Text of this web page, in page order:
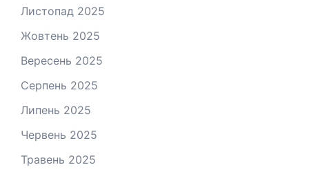
Листопад 2025
Жовтень 2025
Вересень 2025
Серпень 2025
Липень 2025
Червень 2025
Травень 2025